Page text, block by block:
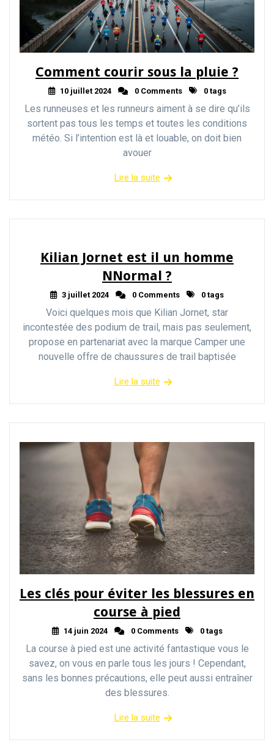
Comment courir sous la pluie ?
10 juillet 2024 0 Comments 0 tags
Les runneuses et les runneurs aiment à se dire qu’ils
sortent pas tous les temps et toutes les conditions
météo. Si l’intention est là et louable, on doit bien
avouer
Lire la suite
Kilian Jornet est il un homme
NNormal ?
3 juillet 2024 0 Comments 0 tags
Voici quelques mois que Kilian Jornet, star
incontestée des podium de trail, mais pas seulement,
propose en partenariat avec la marque Camper une
nouvelle offre de chaussures de trail baptisée
Lire la suite
Les clés pour éviter les blessures en
course à pied
14 juin 2024 0 Comments 0 tags
La course à pied est une activité fantastique vous le
savez, on vous en parle tous les jours ! Cependant,
sans les bonnes précautions, elle peut aussi entraîner
des blessures.
Lire la suite